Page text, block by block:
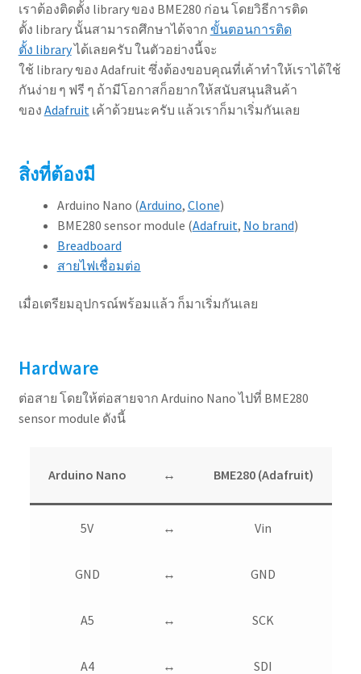
เราต้องติดตั้ง library ของ BME280 ก่อน โดยวิธีการติด
ตั้ง library นั้นสามารถศึกษาได้จาก ขั้นตอนการติด
ตั้ง libraryได้เลยครับ ในตัวอย่างนี้จะ
ใช้ library ของ Adafruit ซึ่งต้องขอบคุณที่เค้าทำให้เราได้ใช้
กันง่าย ๆ ฟรี ๆ ถ้ามีโอกาสก็อยากให้สนับสนุนสินค้า
ของ Adafruitเค้าด้วยนะครับ แล้วเราก็มาเริ่มกันเลย
สิ่งที่ต้องมี
Arduino Nano (Arduino, Clone)
BME280 sensor module (Adafruit, No brand)
Breadboard
สายไฟเชื่อมต่อ
เมื่อเตรียมอุปกรณ์พร้อมแล้ว ก็มาเริ่มกันเลย
Hardware
ต่อสาย โดยให้ต่อสายจาก Arduino Nano ไปที่ BME280
sensor module ดังนี้
Arduino Nano ↔︎ BME280 (Adafruit)
5V ↔︎ Vin
GND ↔︎ GND
A5 ↔︎ SCK
A4 ↔︎ SDI